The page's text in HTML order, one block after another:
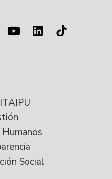
Humanos
Social